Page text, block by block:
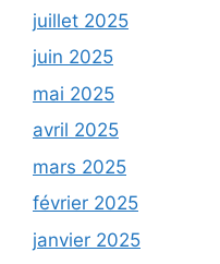
juillet 2025
juin 2025
mai 2025
avril 2025
mars 2025
février 2025
janvier 2025